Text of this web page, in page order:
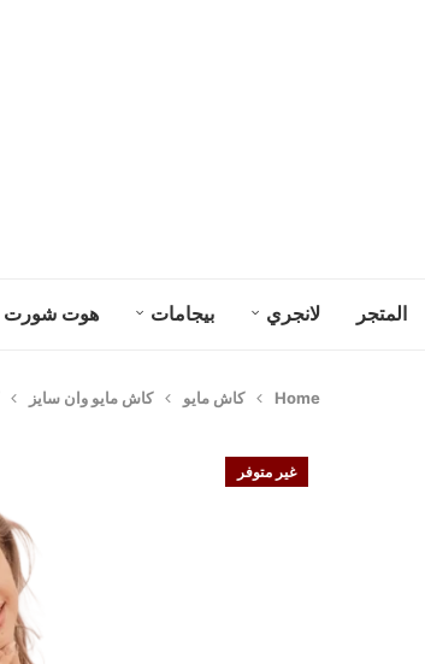
المتجر لانجري بيجامات هوت شورت
Home كاش مايو كاش مايو وان سايز
غير متوفر